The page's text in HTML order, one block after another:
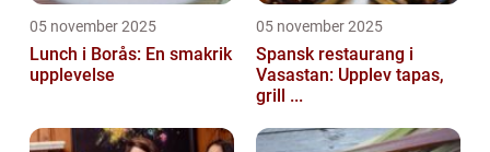
05 november 2025
Lunch i Borås: En smakrik
upplevelse
05 november 2025
Spansk restaurang i
Vasastan: Upplev tapas,
grill ...